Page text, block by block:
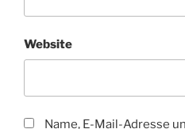
Website
Name, E-Mail-Adresse